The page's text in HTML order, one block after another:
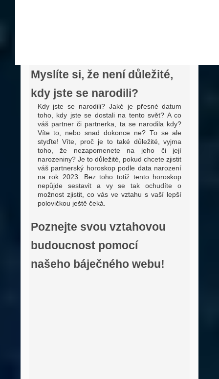
Myslíte si, že není důležité,
kdy jste se narodili?
Kdy jste se narodili? Jaké je přesné datum
toho, kdy jste se dostali na tento svět? A co
váš partner či partnerka, ta se narodila kdy?
Víte to, nebo snad dokonce ne? To se ale
styďte! Víte, proč je to také důležité, vyjma
toho, že nezapomenete na jeho či její
narozeniny? Je to důležité, pokud chcete zjistit
váš partnerský horoskop podle data narození
na rok 2023. Bez toho totiž tento horoskop
nepůjde sestavit a vy se tak ochudíte o
možnost zjistit, co vás ve vztahu s vaší lepší
polovičkou ještě čeká.
Poznejte svou vztahovou
budoucnost pomocí
našeho báječného webu!